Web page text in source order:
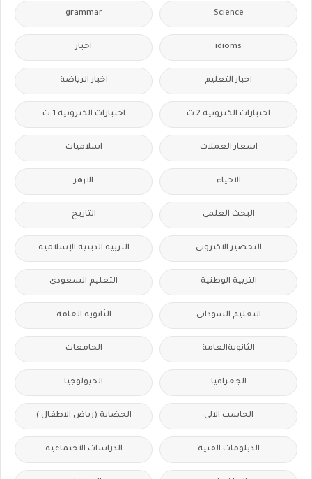
Science
grammar
idioms اخبار
اخبار التعليم اخبار الرياضة
اختبارات الكترونية 2 ث اختبارات الكترونيه 1 ث
اسعار العملات اسلاميات
الاحياء الازهر
البحث العلمى التاريخ
التحضير الاكترونى التربية الدينية الإسلامية
التربية الوطنية التعليم السعودى
التعليم السودانى الثانوية العامة
الثانويةالعامة الجامعات
الجغرافيا الجيولوجيا
الحاسب الالى الحضانة (رياض الاطفال )
الدبلومات الفنية الدراسات الاجتماعية